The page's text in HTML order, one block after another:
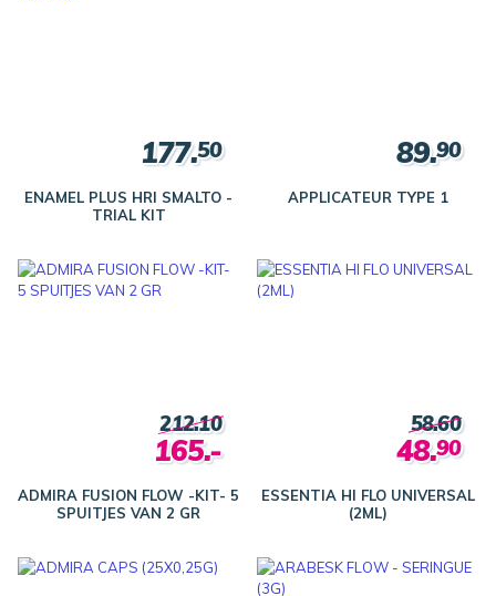
ENAMEL PLUS HRI SMALTO -
TRIAL KIT
177.50
APPLICATEUR TYPE 1
89.90
ADMIRA FUSION FLOW -KIT- 5
SPUITJES VAN 2 GR
212.10
165.-
ESSENTIA HI FLO UNIVERSAL
(2ML)
58.60
48.90